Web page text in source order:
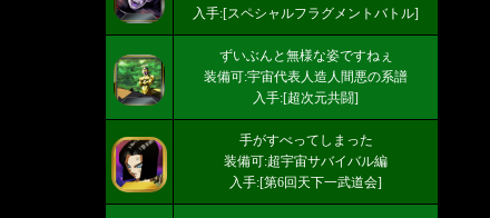
入手:[スペシャルフラグメントバトル]
ずいぶんと無様な姿ですねぇ
装備可:宇宙代表人造人間悪の系譜
入手:[超次元共闘]
手がすべってしまった
装備可:超宇宙サバイバル編
入手:[第6回天下一武道会]